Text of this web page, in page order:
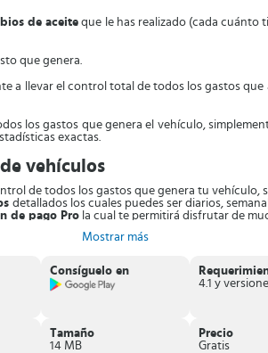
de aceite que le has realizado (cada cuánto
que genera.
a llevar el control total de todos los gastos
los gastos que genera el vehículo,
exactas.
vehículos
de todos los gastos que genera tu vehículo,
detallados los cuales puedes ser diarios,
de pago Pro la cual te permitirá disfrutar de
Mostrar más
Consíguelo en
Tamaño
14 MB
Precio
Gratis